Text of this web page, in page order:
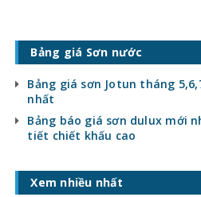
Bảng giá Sơn nước
Bảng giá sơn Jotun tháng
nhất
Bảng báo giá sơn dulux mới
tiết chiết khấu cao
Xem nhiều nhất